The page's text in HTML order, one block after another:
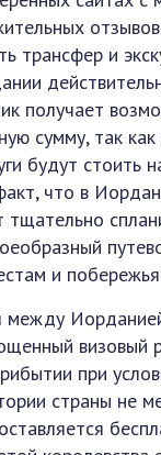
трансфер и
получает
сумму, так
будут стоить
что в
и
между
визовый
при
страны не